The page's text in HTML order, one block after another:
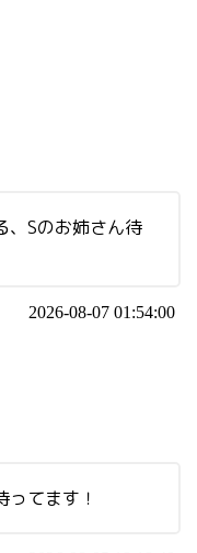
、Sのお姉さん待
2026-08-07 01:54:00
てます！